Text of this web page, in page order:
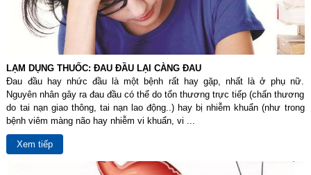
LẠM DỤNG THUỐC: ĐAU ĐẦU LẠI CÀNG ĐAU
Đau đầu hay nhức đầu là một bệnh rất hay gặp, nhất là ở phụ nữ.
Nguyên nhân gây ra đau đầu có thể do tổn thương trực tiếp (chấn thương
do tai nạn giao thông, tai nạn lao động..) hay bị nhiễm khuẩn (như trong
bệnh viêm màng não hay nhiễm vi khuẩn, vi ...
Xem tiếp